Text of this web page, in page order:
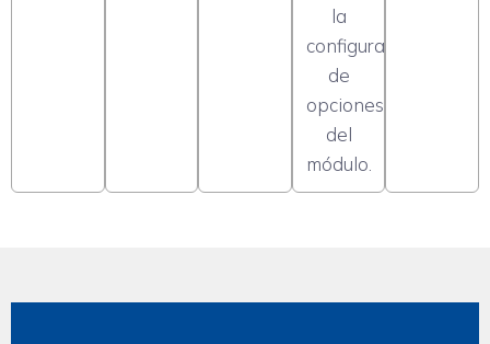
la
configuración
de
opciones
del
módulo.